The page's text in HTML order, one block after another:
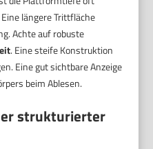
längere Trittfläche
Achte auf robuste
. Eine steife Konstruktion
Eine gut sichtbare Anzeige
beim Ablesen.
strukturierter